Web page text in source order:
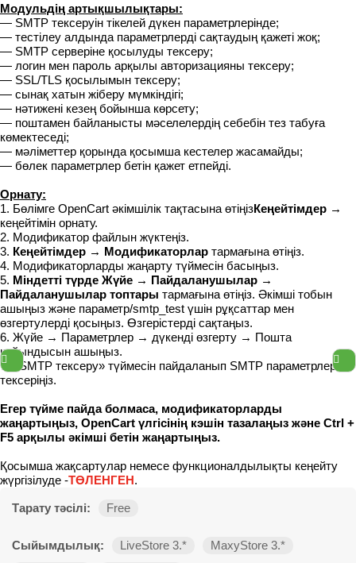
Модульдің артықшылықтары:
— SMTP тексеруін тікелей дүкен параметрлерінде;
— тестілеу алдында параметрлерді сақтаудың қажеті жоқ;
— SMTP серверіне қосылуды тексеру;
— логин мен пароль арқылы авторизацияны тексеру;
— SSL/TLS қосылымын тексеру;
— сынақ хатын жіберу мүмкіндігі;
— нәтижені кезең бойынша көрсету;
— поштамен байланысты мәселелердің себебін тез табуға
көмектеседі;
— мәліметтер қорында қосымша кестелер жасамайды;
— бөлек параметрлер бетін қажет етпейді.
Орнату:
1. Бөлімге OpenCart әкімшілік тақтасына өтіңізКеңейтімдер →
кеңейтімін орнату.
2. Модификатор файлын жүктеңіз.
3. Кеңейтімдер → Модификаторлар тармағына өтіңіз.
4. Модификаторларды жаңарту түймесін басыңыз.
5. Міндетті түрде Жүйе → Пайдаланушылар →
Пайдаланушылар топтары тармағына өтіңіз. Әкімші тобын
ашыңыз және параметр/smtp_test үшін рұқсаттар мен
өзгертулерді қосыңыз. Өзгерістерді сақтаңыз.
6. Жүйе → Параметрлер → дүкенді өзгерту → Пошта
қойындысын ашыңыз.
7. «SMTP тексеру» түймесін пайдаланып SMTP параметрлерін
тексеріңіз.
Егер түйме пайда болмаса, модификаторларды
жаңартыңыз, OpenCart үлгісінің кэшін тазалаңыз және Ctrl +
F5 арқылы әкімші бетін жаңартыңыз.
Қосымша жақсартулар немесе функционалдылықты кеңейту
жүргізілуде -ТӨЛЕНГЕН.
Тарату тәсілі: Free
Сыйымдылық: LiveStore 3.*
MaxyStore 3.*